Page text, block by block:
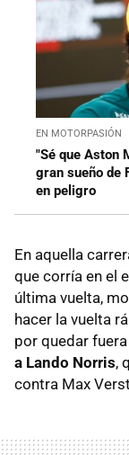
EN MOTORPASIÓN
"Sé que Aston
gran sueño de
en peligro
En aquella
que corría en el
última vuelta,
hacer la vuelta
por quedar
a Lando Norris,
contra Max